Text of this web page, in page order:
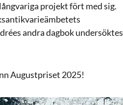
projekt fört med sig.
andra dagbok undersöktes
Augustpriset 2025!